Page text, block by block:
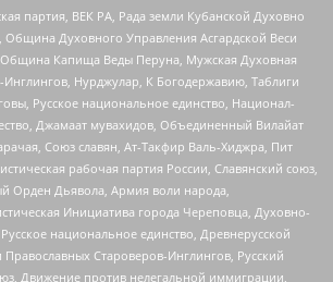
партия, ВЕК РА, Рада земли Кубанской Духовно
Духовного Управления Асгардской Веси
Община Капища Веды Перуна, Мужская Духовная
Нурджулар, К Богодержавию, Таблиги
Русское национальное единство, Национал-
Джамаат мувахидов, Объединенный Вилайат
Союз славян, Ат-Такфир Валь-Хиджра, Пит
рабочая партия России, Славянский союз,
Орден Дьявола, Армия воли народа,
Инициатива города Череповца, Духовно-
национальное единство, Древнерусской
Православных Староверов-Инглингов, Русский
Движение против нелегальной иммиграции,